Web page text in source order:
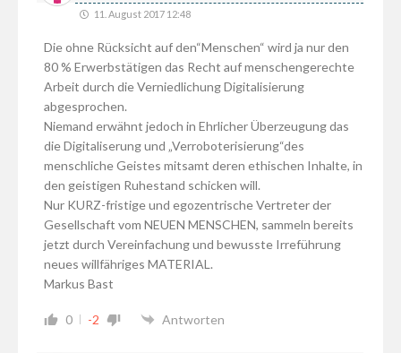
11. August 2017 12:48
Die ohne Rücksicht auf den“Menschen“ wird ja nur den
80 % Erwerbstätigen das Recht auf menschengerechte
Arbeit durch die Verniedlichung Digitalisierung
abgesprochen.
Niemand erwähnt jedoch in Ehrlicher Überzeugung das
die Digitaliserung und „Verroboterisierung“des
menschliche Geistes mitsamt deren ethischen Inhalte, in
den geistigen Ruhestand schicken will.
Nur KURZ-fristige und egozentrische Vertreter der
Gesellschaft vom NEUEN MENSCHEN, sammeln bereits
jetzt durch Vereinfachung und bewusste Irreführung
neues willfähriges MATERIAL.
Markus Bast
0 -2 Antworten